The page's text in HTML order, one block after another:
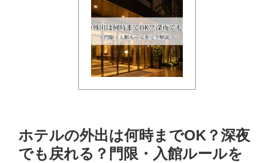
ホテルの外出は何時までOK？深夜
でも戻れる？門限・入館ルールを